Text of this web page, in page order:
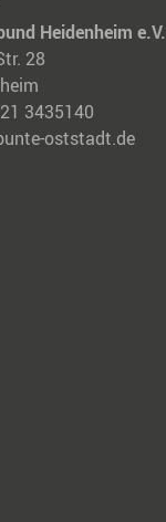
Heidenheim e.V.
28
3435140
oststadt.de